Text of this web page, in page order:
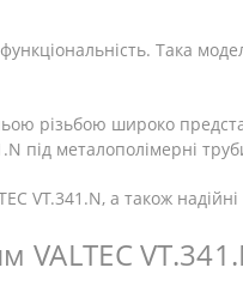
Така
різьбою широко
під металополімерні
а також надійні
VALTEC